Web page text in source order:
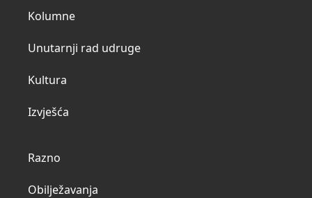
Kolumne
Unutarnji rad udruge
Kultura
Izvješća
Razno
Obilježavanja